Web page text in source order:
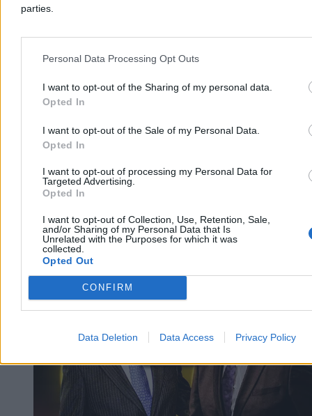
parties.
Personal Data Processing Opt Outs
I want to opt-out of the Sharing of my personal data.
Opted In
I want to opt-out of the Sale of my Personal Data.
Opted In
I want to opt-out of processing my Personal Data for
Targeted Advertising.
Opted In
I want to opt-out of Collection, Use, Retention, Sale,
and/or Sharing of my Personal Data that Is
Unrelated with the Purposes for which it was
collected.
Opted Out
CONFIRM
Data Deletion Data Access Privacy Policy
Dzisiaj 07:00
Reklama
Kraj